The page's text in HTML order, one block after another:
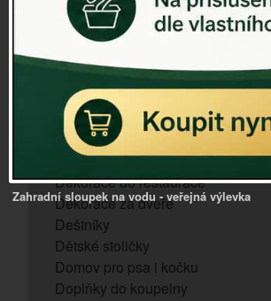
Andělé, něžné sošky
Aroma lampy
Buddha soška
BUDKY PRO SÝKORKY
Budky pro vrabce
Bytový textil
Dárky pro muže
Dekorace do bytu
Dekorace do restaurace
Dekorace za dveře
Deštníky
Dětské stoličky
Domov pro psa i kočku
Doplňky do koupelny
Zahradní sloupek na vodu - veřejná výlevka